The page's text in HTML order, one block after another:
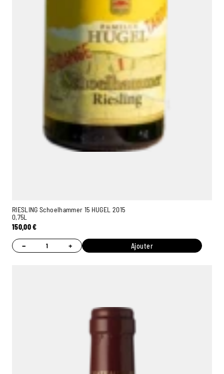
RIESLING Schoelhammer 15 HUGEL 2015
0,75L
150,00€
− + Ajouter